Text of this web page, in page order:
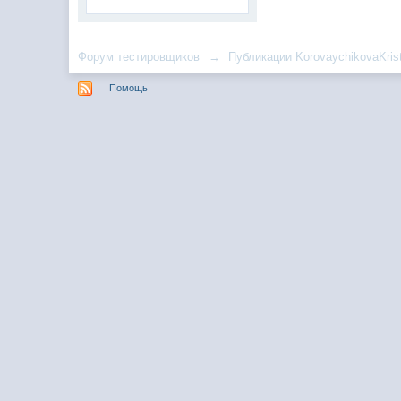
Форум тестировщиков → Публикации
Помощь